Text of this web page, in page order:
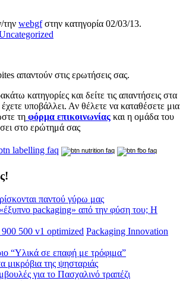
την webgfστην κατηγορία 02/03/13.
απαντούν στις ερωτήσεις σας.
κατηγορίες και δείτε τις απαντήσεις στα
υποβάλλει. Αν θέλετε να καταθέσετε μια
τη φόρμα επικοινωνίας και η ομάδα του
στο ερώτημά σας
παντού γύρω μας
packaging» από την φύση του; Η
Packaging Innovation
“Υλικά σε επαφή με τρόφιμα”
μικρόβια της ψησταριάς
για το Πασχαλινό τραπέζι